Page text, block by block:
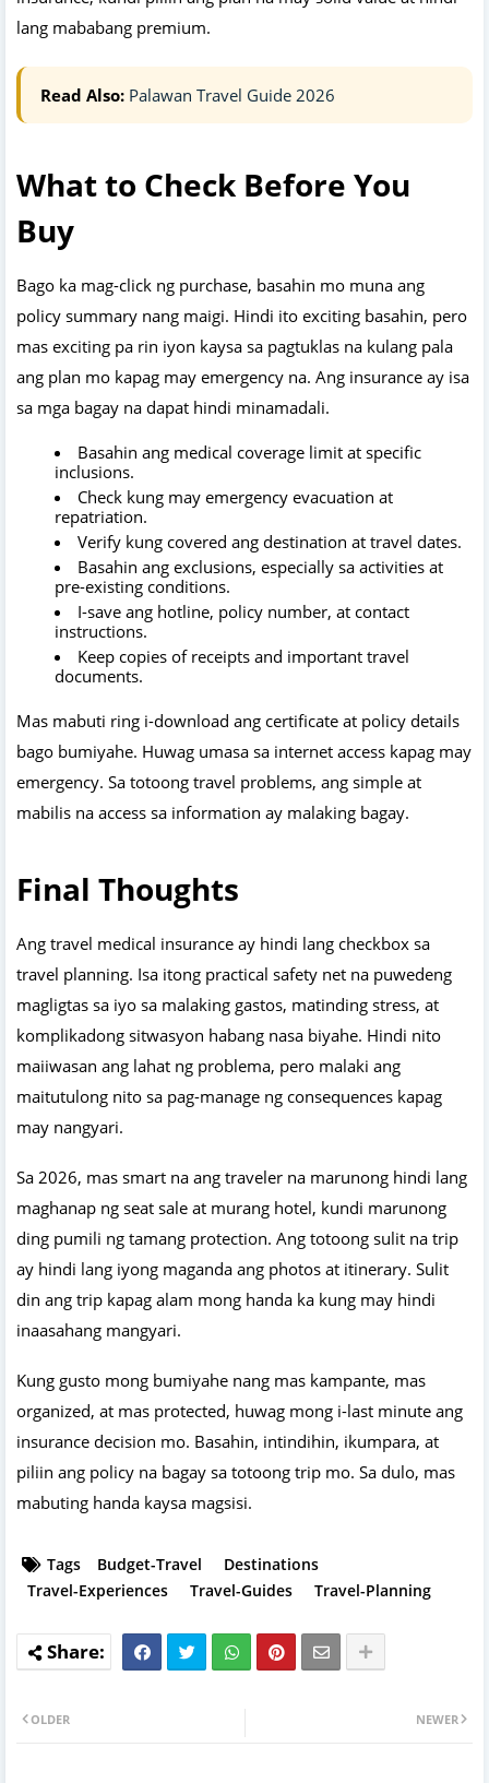
lang mababang premium.
Read Also: Palawan Travel Guide 2026
What to Check Before You
Buy
Bago ka mag-click ng purchase, basahin mo muna ang
policy summary nang maigi. Hindi ito exciting basahin, pero
mas exciting pa rin iyon kaysa sa pagtuklas na kulang pala
ang plan mo kapag may emergency na. Ang insurance ay isa
sa mga bagay na dapat hindi minamadali.
Basahin ang medical coverage limit at specific
inclusions.
Check kung may emergency evacuation at
repatriation.
Verify kung covered ang destination at travel dates.
Basahin ang exclusions, especially sa activities at
pre-existing conditions.
I-save ang hotline, policy number, at contact
instructions.
Keep copies of receipts and important travel
documents.
Mas mabuti ring i-download ang certificate at policy details
bago bumiyahe. Huwag umasa sa internet access kapag may
emergency. Sa totoong travel problems, ang simple at
mabilis na access sa information ay malaking bagay.
Final Thoughts
Ang travel medical insurance ay hindi lang checkbox sa
travel planning. Isa itong practical safety net na puwedeng
magligtas sa iyo sa malaking gastos, matinding stress, at
komplikadong sitwasyon habang nasa biyahe. Hindi nito
maiiwasan ang lahat ng problema, pero malaki ang
maitutulong nito sa pag-manage ng consequences kapag
may nangyari.
Sa 2026, mas smart na ang traveler na marunong hindi lang
maghanap ng seat sale at murang hotel, kundi marunong
ding pumili ng tamang protection. Ang totoong sulit na trip
ay hindi lang iyong maganda ang photos at itinerary. Sulit
din ang trip kapag alam mong handa ka kung may hindi
inaasahang mangyari.
Kung gusto mong bumiyahe nang mas kampante, mas
organized, at mas protected, huwag mong i-last minute ang
insurance decision mo. Basahin, intindihin, ikumpara, at
piliin ang policy na bagay sa totoong trip mo. Sa dulo, mas
mabuting handa kaysa magsisi.
Tags Budget-Travel
Destinations
Travel-Experiences
Travel-Guides Travel-Planning
NEWER
OLDER